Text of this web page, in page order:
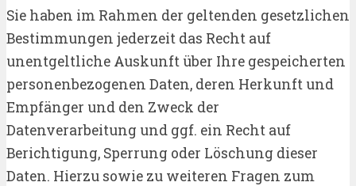
Sie haben im Rahmen der geltenden gesetzlichen
Bestimmungen jederzeit das Recht auf
unentgeltliche Auskunft über Ihre gespeicherten
personenbezogenen Daten, deren Herkunft und
Empfänger und den Zweck der
Datenverarbeitung und ggf. ein Recht auf
Berichtigung, Sperrung oder Löschung dieser
Daten. Hierzu sowie zu weiteren Fragen zum